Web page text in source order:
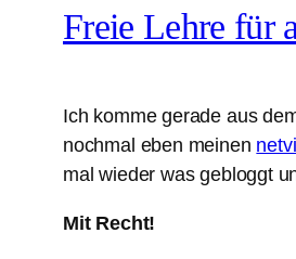
Freie Lehre
Ich komme gerade aus
nochmal eben meinen
mal wieder was gebloggt
Mit Recht!